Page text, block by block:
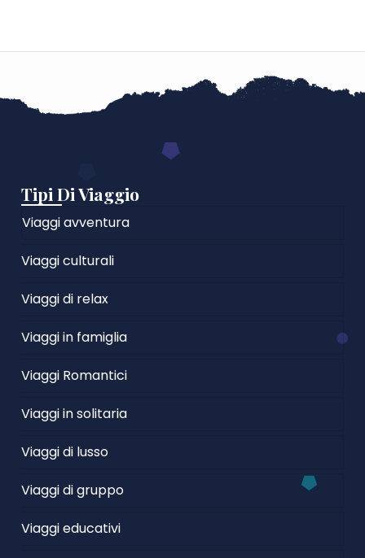
Tipi Di Viaggio
Viaggi avventura
Viaggi culturali
Viaggi di relax
Viaggi in famiglia
Viaggi Romantici
Viaggi in solitaria
Viaggi di lusso
Viaggi di gruppo
Viaggi educativi